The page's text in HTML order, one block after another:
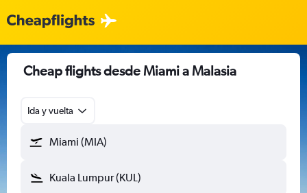
Cheap flights desde Miami a Malasia
Ida y vuelta
Miami (MIA)
Kuala Lumpur (KUL)